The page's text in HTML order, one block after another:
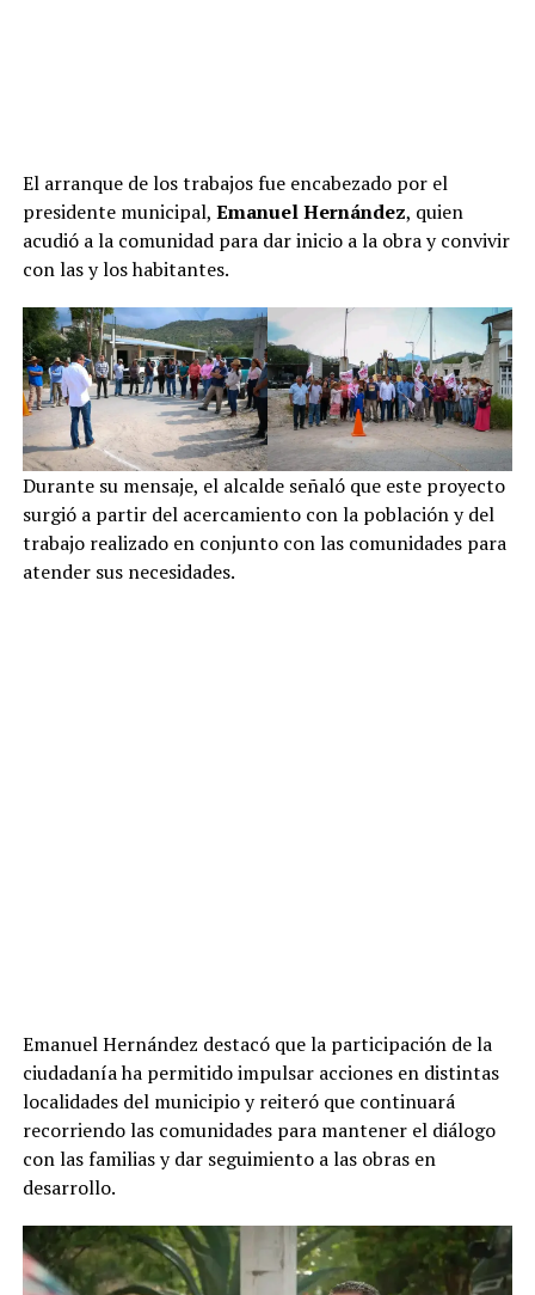
El arranque de los trabajos fue encabezado por el
presidente municipal, Emanuel Hernández, quien
acudió a la comunidad para dar inicio a la obra y convivir
con las y los habitantes.
Durante su mensaje, el alcalde señaló que este proyecto
surgió a partir del acercamiento con la población y del
trabajo realizado en conjunto con las comunidades para
atender sus necesidades.
Emanuel Hernández destacó que la participación de la
ciudadanía ha permitido impulsar acciones en distintas
localidades del municipio y reiteró que continuará
recorriendo las comunidades para mantener el diálogo
con las familias y dar seguimiento a las obras en
desarrollo.